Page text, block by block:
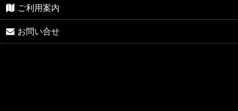
ご利用案内
お問い合せ